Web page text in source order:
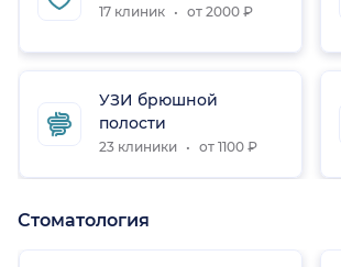
17 клиник от 2000 ₽
УЗИ брюшной
полости
23 клиники от 1100 ₽
Стоматология